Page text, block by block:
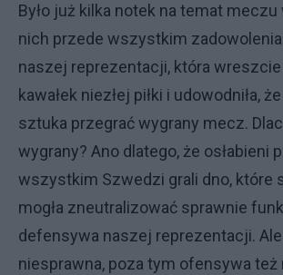
Było już kilka notek na temat meczu
nich przede wszystkim zadowolenia
naszej reprezentacji, która wreszcie
kawałek niezłej piłki i udowodniła,
sztuka przegrać wygrany mecz.
wygrany? Ano dlatego, że osłabieni
wszystkim Szwedzi grali dno, które
mogła zneutralizować sprawnie
defensywa naszej reprezentacji.
niesprawna, poza tym ofensywa też